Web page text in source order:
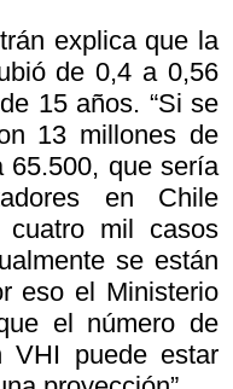
explica que la
de 0,4 a 0,56
15 años. “Si se
13 millones de
65.500, que sería
en Chile
cuatro mil casos
se están
eso el Ministerio
el número de
VHI puede estar